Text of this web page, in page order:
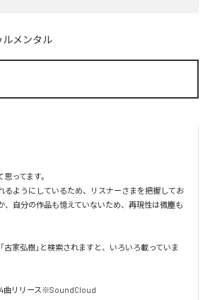
ルメンタル
ってます。
るようにしているため、リスナーさまを把握してお
、自分の作品も憶えていないため、再現性は微塵も
家弘樹」と検索されますと、いろいろ載っていま
曲リリース※SoundCloud